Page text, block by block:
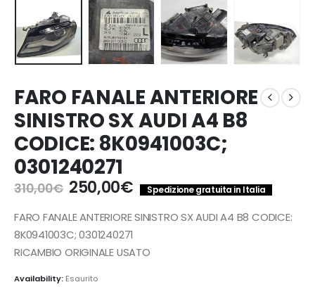
FARO FANALE ANTERIORE
SINISTRO SX AUDI A4 B8
CODICE: 8K0941003C;
0301240271
310,00€ Il
prezzo
originale
era:
310,00€.
250,00€Il
prezzo
attuale
250,00€.
Spedizione gratuita in Italia
FARO FANALE ANTERIORE SINISTRO SX AUDI A4 B8 CODICE:
8K0941003C; 0301240271
RICAMBIO ORIGINALE USATO
Availability: Esaurito